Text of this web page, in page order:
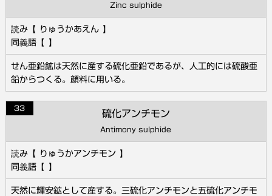
Zinc sulphide
りゅうかあえん
せん亜鉛鉱は天然に産する硫化亜鉛であるが、人工的には硫酸亜
鉛からつくる。顔料に用いる。
33
硫化アンチモン
Antimony sulphide
りゅうかアンチモン
天然に輝安鉱として産する。三硫化アンチモンと五硫化アンチモ